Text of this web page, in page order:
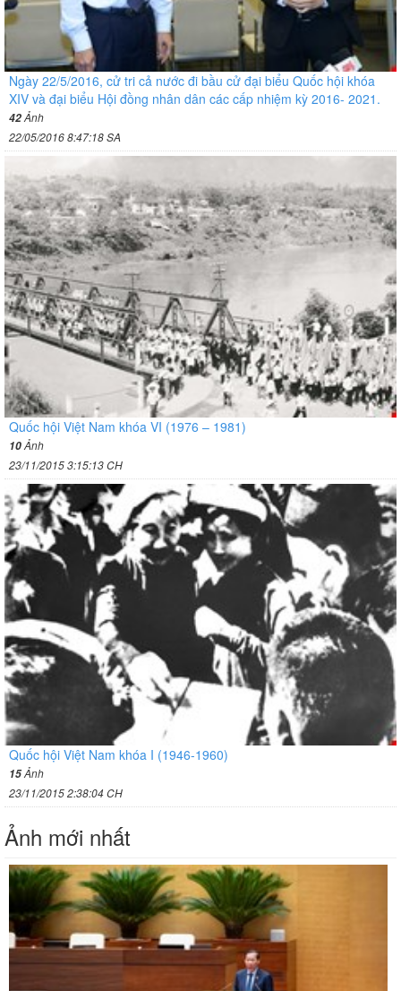
Ngày 22/5/2016, cử tri cả nước đi bầu cử đại biểu Quốc hội khóa
XIV và đại biểu Hội đồng nhân dân các cấp nhiệm kỳ 2016- 2021.
42Ảnh
22/05/2016 8:47:18 SA
Quốc hội Việt Nam khóa VI (1976 – 1981)
10Ảnh
23/11/2015 3:15:13 CH
Quốc hội Việt Nam khóa I (1946-1960)
15Ảnh
23/11/2015 2:38:04 CH
Ảnh mới nhất